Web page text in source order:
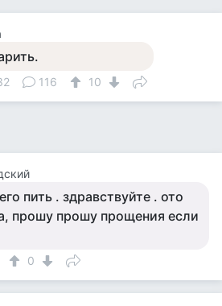
116 10
пить . здравствуйте . ото
прошу прошу прощения если
0